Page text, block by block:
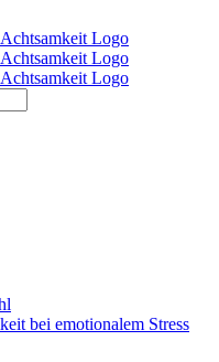
bei emotionalem Stress